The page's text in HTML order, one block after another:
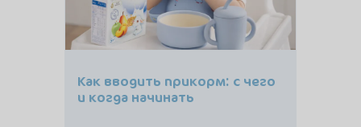
Как вводить прикорм: с чего
и когда начинать